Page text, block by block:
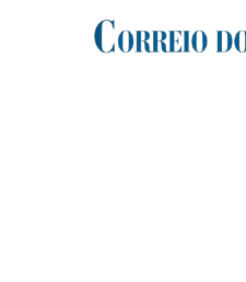
estreia